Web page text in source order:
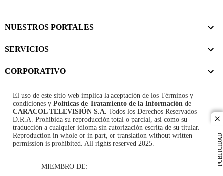
PUBLICIDAD
NUESTROS PORTALES
SERVICIOS
CORPORATIVO
El uso de este sitio web implica la aceptación de los Términos y
condiciones y Políticas de Tratamiento de la Información de
CARACOL TELEVISIÓN S.A. Todos los Derechos Reservados
D.R.A. Prohibida su reproducción total o parcial, así como su
traducción a cualquier idioma sin autorización escrita de su titular.
Reproduction in whole or in part, or translation without written
permission is prohibited. All rights reserved 2025.
MIEMBRO DE: